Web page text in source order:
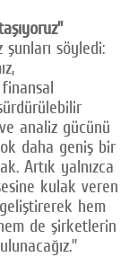
şunları söyledi:
finansal
analiz gücünü
daha geniş bir
Artık yalnızca
kulak veren
hem
de şirketlerin